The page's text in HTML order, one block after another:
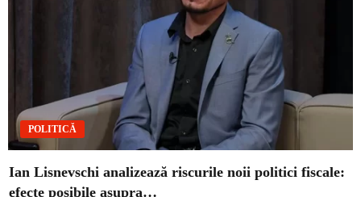
POLITICĂ
Ian Lisnevschi analizează riscurile noii politici fiscale:
efecte posibile asupra…